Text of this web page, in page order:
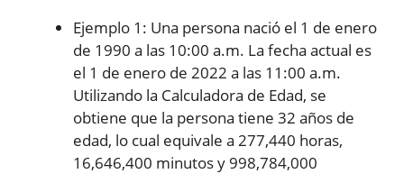
Ejemplo 1: Una persona nació el 1 de enero
de 1990 a las 10:00 a.m. La fecha actual es
el 1 de enero de 2022 a las 11:00 a.m.
Utilizando la Calculadora de Edad, se
obtiene que la persona tiene 32 años de
edad, lo cual equivale a 277,440 horas,
16,646,400 minutos y 998,784,000